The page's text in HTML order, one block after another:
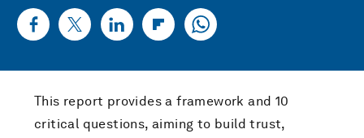
This report provides a framework and 10
critical questions, aiming to build trust,